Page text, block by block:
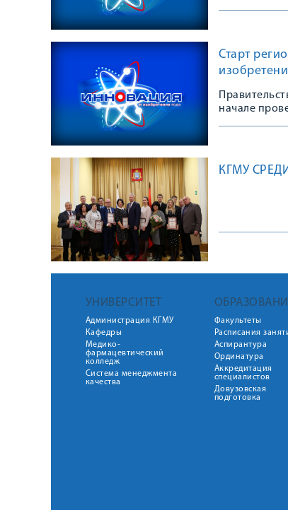
Старт
начале
КГМУ
УНИВЕРСИТЕТ
Администрация КГМУ
Кафедры
Медико-
фармацевтический
колледж
Система менеджмента
качества
Факультеты
Расписания
Аспирантура
Ординатура
Аккредитация
специалистов
Довузовская
подготовка